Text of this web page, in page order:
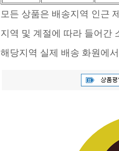
모든 상품은 배송지역 인근
지역 및 계절에 따라 들어간
해당지역 실제 배송 화원에